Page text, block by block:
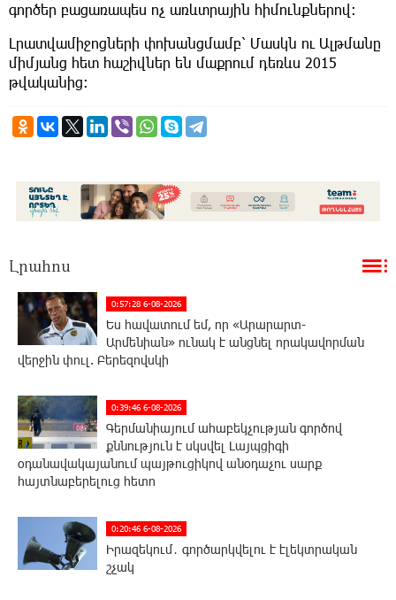
գործեր բացառապես ոչ առևտրային հիմունքներով։
Լրատվամիջոցների փոխանցմամբ՝ Մասկն ու Ալթմանը
միմյանց հետ հաշիվներ են մաքրում դեռևս 2015
թվականից։
Լրահոս
0:57:28 6-08-2026
Ես հավատում եմ, որ «Արարարտ-
Արմենիան» ունակ է անցնել որակավորման
վերջին փուլ. Բերեզովսկի
0:39:46 6-08-2026
Գերմանիայում ահաբեկչության գործով
քննություն է սկսվել Լայպցիգի
օդանավակայանում պայթուցիկով անօդաչու սարք
հայտնաբերելուց հետո
0:20:46 6-08-2026
Իրազեկում․ գործարկվելու է էլեկտրական
շչակ